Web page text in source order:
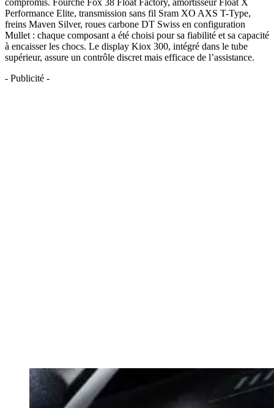
Performance Elite, transmission sans fil Sram XO AXS T-Type,
freins Maven Silver, roues carbone DT Swiss en configuration
Mullet : chaque composant a été choisi pour sa fiabilité et sa capacité
à encaisser les chocs. Le display Kiox 300, intégré dans le tube
supérieur, assure un contrôle discret mais efficace de l’assistance.
- Publicité -